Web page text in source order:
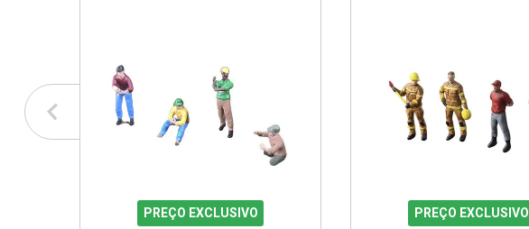
PREÇO EXCLUSIVO PREÇO EXCLUSIVO